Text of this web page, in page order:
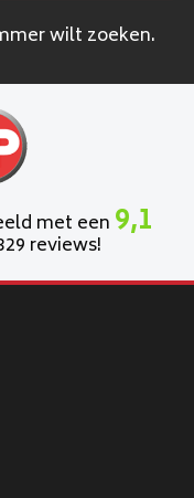
wilt zoeken.
met een 9,1
reviews!